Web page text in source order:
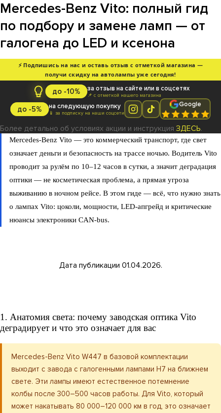
Mercedes-Benz Vito: полный гид
по подбору и замене ламп — от
галогена до LED и ксенона
⚡ Подпишись на нас и оставь отзыв с отметкой магазина —
получи скидку на автолампы уже сегодня!
до -10% за отзыв на сайте или в соцсетях
📌 с отметкой нашего магазина
до -5% на следующую покупку
📱 за подписку на наши соцсети
Google
Более детально об условиях акции и инструкция ЗДЕСЬ.
Mercedes-Benz Vito — это коммерческий транспорт, где свет
означает деньги и безопасность на трассе ночью. Водитель Vito
проводит за рулём по 10–12 часов в сутки, а значит деградация
оптики — не косметическая проблема, а прямая угроза
выживанию в ночном рейсе. В этом гиде — всё, что нужно знать
о лампах Vito: цоколи, мощности, LED-апгрейд и критические
нюансы электроники CAN-bus.
Дата публикации 01.04.2026.
1. Анатомия света: почему заводская оптика Vito
деградирует и что это означает для вас
Mercedes-Benz Vito W447 в базовой комплектации
выходит с завода с галогенными лампами H7 на ближнем
свете. Эти лампы имеют естественное потемнение
колбы после 300–500 часов работы. Для Vito, который
может накатывать 80 000–120 000 км в год, это означает